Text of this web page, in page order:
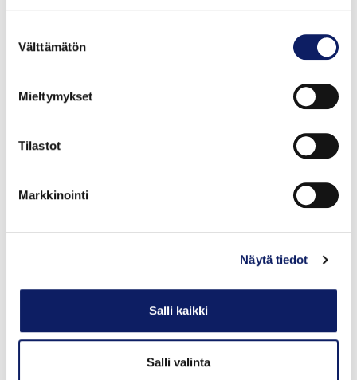
valinta
Välttämätön
Mieltymykset
Tilastot
Markkinointi
Näytä tiedot
Salli kaikki
Salli valinta
PUNAISEN TUVAN VIINITILA